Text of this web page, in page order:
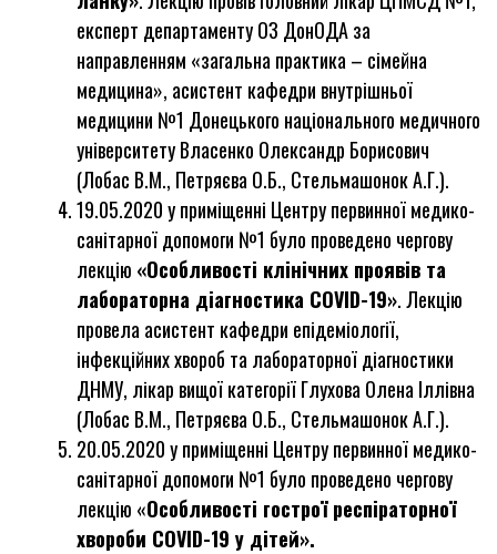
експерт департаменту ОЗ ДонОДА за
направленням «загальна практика – сімейна
медицина», асистент кафедри внутрішньої
медицини №1 Донецького національного медичного
університету Власенко Олександр Борисович
(Лобас В.М., Петряєва О.Б., Стельмашонок А.Г.).
19.05.2020 у приміщенні Центру первинної медико-
санітарної допомоги №1 було проведено чергову
лекцію «Особливості клінічних проявів та
лабораторна діагностика COVID-19». Лекцію
провела асистент кафедри епідеміології,
інфекційних хвороб та лабораторної діагностики
ДНМУ, лікар вищої категорії Глухова Олена Іллівна
(Лобас В.М., Петряєва О.Б., Стельмашонок А.Г.).
20.05.2020 у приміщенні Центру первинної медико-
санітарної допомоги №1 було проведено чергову
лекцію «Особливості гострої респіраторної
хвороби COVID-19 у дітей».